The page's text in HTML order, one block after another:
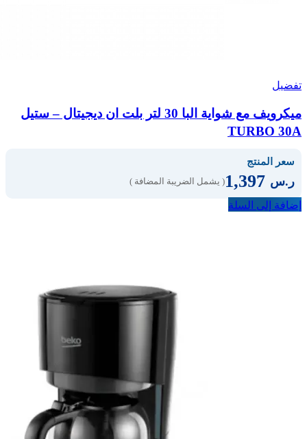
تفضيل
ميكرويف مع شواية البا 30 لتر بلت ان ديجيتال – ستيل
TURBO 30A
سعر المنتج
ر.س ( يشمل الضريبة المضافة )
إضافة إلى السلة